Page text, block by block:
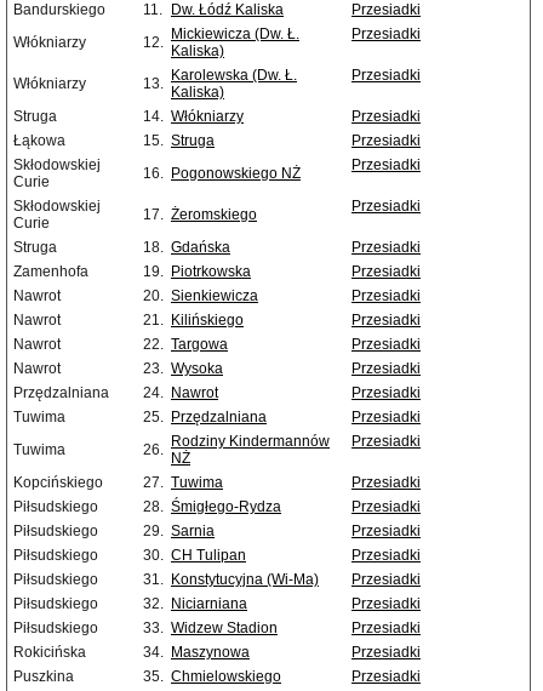
Bandurskiego
11. Dw. Łódź Kaliska
Przesiadki
Włókniarzy
12. Mickiewicza (Dw. Ł.
Kaliska)
Przesiadki
Włókniarzy 13. Karolewska (Dw. Ł.
Kaliska)
Przesiadki
Struga 14. Włókniarzy
Przesiadki
Łąkowa
15. Struga
Przesiadki
Skłodowskiej
Curie
16. Pogonowskiego NŻ Przesiadki
Skłodowskiej
Curie
17. Żeromskiego Przesiadki
Struga 18. Gdańska
Przesiadki
Zamenhofa
19. Piotrkowska
Przesiadki
Nawrot
20. Sienkiewicza
Przesiadki
Nawrot
21. Kilińskiego
Przesiadki
Nawrot
22. Targowa
Przesiadki
Nawrot
23. Wysoka
Przesiadki
Przędzalniana
24. Nawrot
Przesiadki
Tuwima
25. Przędzalniana
Przesiadki
Tuwima
26. Rodziny Kindermannów
NŻ
Przesiadki
Kopcińskiego 27. Tuwima
Przesiadki
Piłsudskiego
28. Śmigłego-Rydza
Przesiadki
Piłsudskiego
29. Sarnia
Przesiadki
Piłsudskiego
30. CH Tulipan
Przesiadki
Piłsudskiego
31. Konstytucyjna (Wi-Ma)
Przesiadki
Piłsudskiego
32. Niciarniana
Przesiadki
Piłsudskiego
33. Widzew Stadion
Przesiadki
Rokicińska
34. Maszynowa
Przesiadki
Puszkina
35. Chmielowskiego
Przesiadki